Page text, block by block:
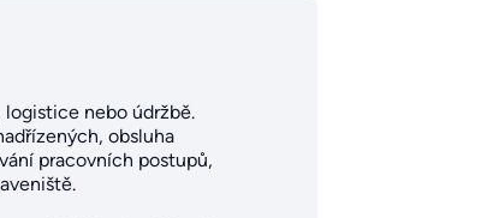
nebo údržbě.
obsluha
pracovních postupů,